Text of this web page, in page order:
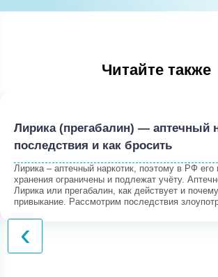
Читайте также
‹